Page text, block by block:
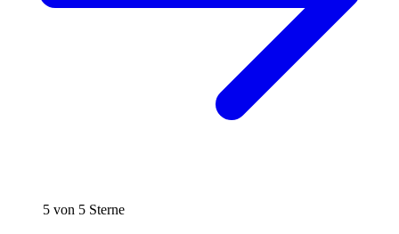
5 von 5 Sterne